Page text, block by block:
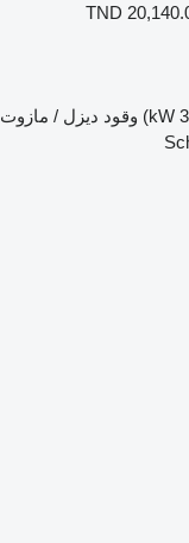
TND
وقود ديزل / مازوت